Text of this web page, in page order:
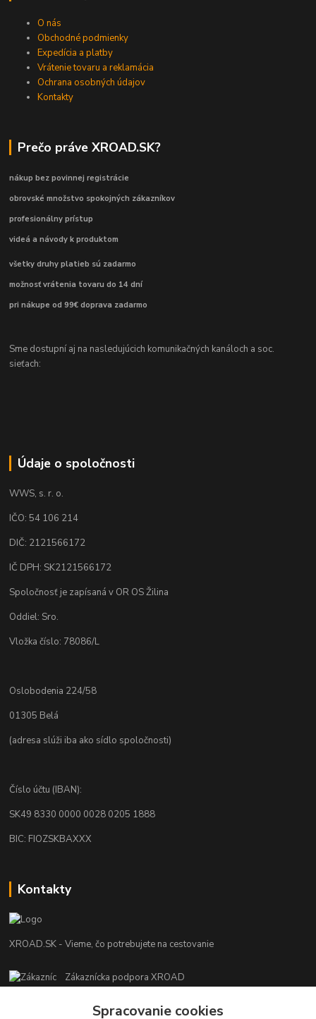
O nás
Obchodné podmienky
Expedícia a platby
Vrátenie tovaru a reklamácia
Ochrana osobných údajov
Kontakty
Prečo práve XROAD.SK?
nákup bez povinnej registrácie
obrovské množstvo spokojných zákazníkov
profesionálny prístup
videá a návody k produktom
všetky druhy platieb sú zadarmo
možnosť vrátenia tovaru do 14 dní
pri nákupe od 99€ doprava zadarmo
Sme dostupní aj na nasledujúcich komunikačných kanáloch a soc.
sieťach:
Údaje o spoločnosti
WWS, s. r. o.
IČO: 54 106 214
DIČ: 2121566172
IČ DPH: SK2121566172
Spoločnosť je zapísaná v OR OS Žilina
Oddiel: Sro.
Vložka číslo: 78086/L
Oslobodenia 224/58
01305 Belá
(adresa slúži iba ako sídlo spoločnosti)
Číslo účtu (IBAN):
SK49 8330 0000 0028 0205 1888
BIC: FIOZSKBAXXX
Kontakty
XROAD.SK - Vieme, čo potrebujete na cestovanie
Zákaznícka podpora XROAD
+421 948 013 566
Po-Pi (08:00-16:00), So (11:00-14:00)
Spracovanie cookies